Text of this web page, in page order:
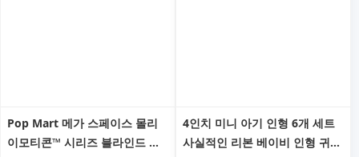
Pop Mart 메가 스페이스 몰리
이모티콘™ 시리즈 블라인드 박
4인치 미니 아기 인형 6개 세트
사실적인 리본 베이비 인형 귀여